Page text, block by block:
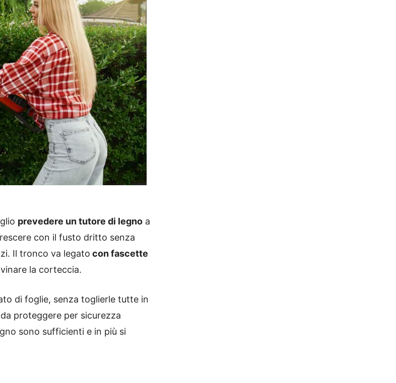
prevedere un tutore di legno a
con il fusto dritto senza
Il tronco va legato con fascette
la corteccia.
di foglie, senza toglierle tutte in
proteggere per sicurezza
sono sufficienti e in più si